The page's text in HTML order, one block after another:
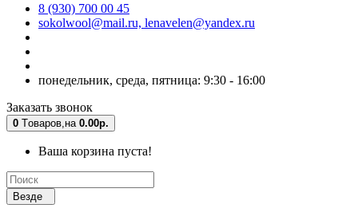
8 (930) 700 00 45
sokolwool@mail.ru, lenavelen@yandex.ru
понедельник, среда, пятница: 9:30 - 16:00
Заказать звонок
0 Tоваров, на 0.00р.
Ваша корзина пуста!
Везде